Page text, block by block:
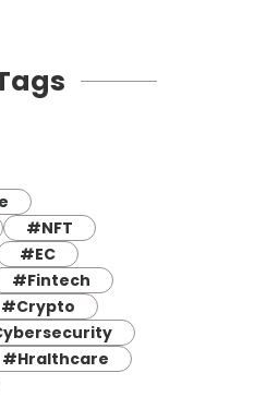
#NFT
#EC
#Fintech
#Crypto
#Hralthcare